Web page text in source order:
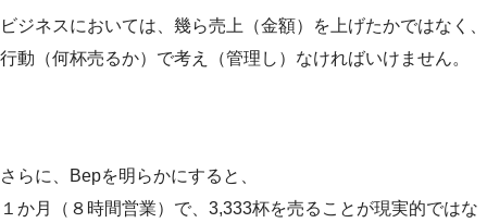
ビジネスにおいては、幾ら売上（金額）を上げたかではなく、
行動（何杯売るか）で考え（管理し）なければいけません。
さらに、Bepを明らかにすると、
１か月（８時間営業）で、3,333杯を売ることが現実的ではな